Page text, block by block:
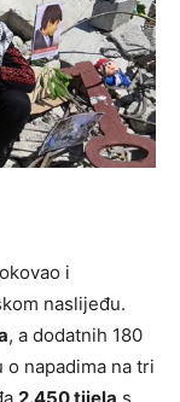
i
naslijeđu.
, a dodatnih 180
napadima na tri
2.450 tijela s